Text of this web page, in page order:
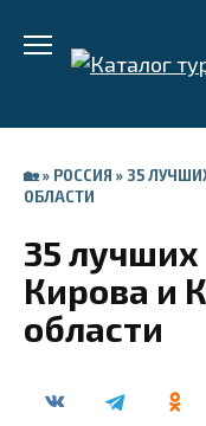
содержанию
🏡» РОССИЯ » 35
ОБЛАСТИ
35
Кирова и
области